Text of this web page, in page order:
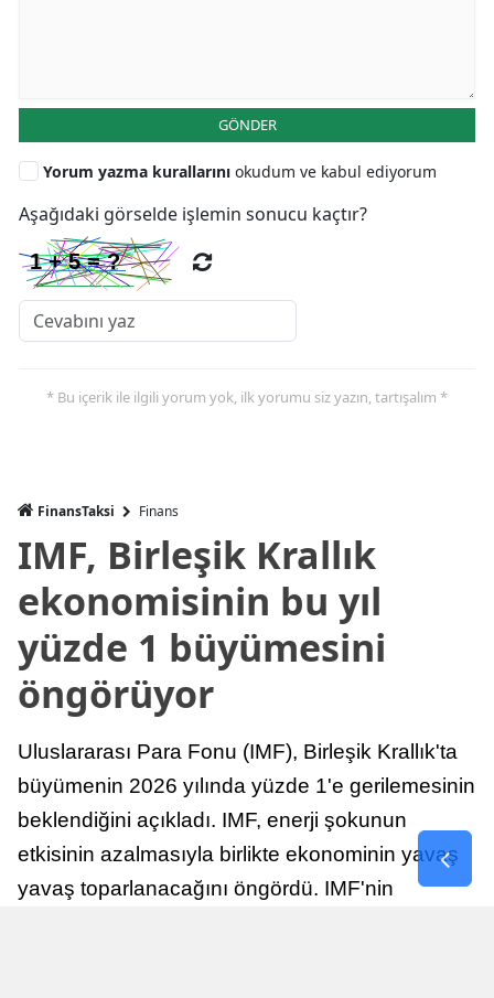
GÖNDER
Yorum yazma kurallarını okudum ve kabul ediyorum
Aşağıdaki görselde işlemin sonucu kaçtır?
* Bu içerik ile ilgili yorum yok, ilk yorumu siz yazın, tartışalım *
FinansTaksi Finans
IMF, Birleşik Krallık
ekonomisinin bu yıl
yüzde 1 büyümesini
öngörüyor
Uluslararası Para Fonu (IMF), Birleşik Krallık'ta
büyümenin 2026 yılında yüzde 1'e gerilemesinin
beklendiğini açıkladı. IMF, enerji şokunun
etkisinin azalmasıyla birlikte ekonominin yavaş
yavaş toparlanacağını öngördü. IMF'nin